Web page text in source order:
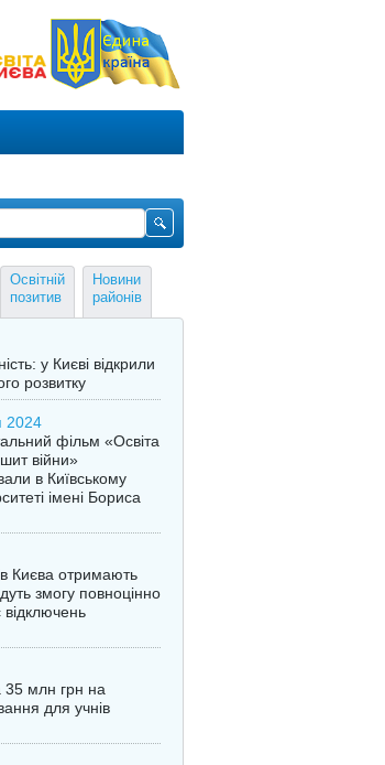
Освітній
позитив
Новини
районів
у Києві відкрили
розвитку
2024
фільм «Освіта
війни»
в Київському
імені Бориса
Києва отримають
змогу повноцінно
35 млн грн на
для учнів